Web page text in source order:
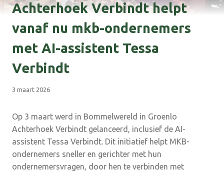
Achterhoek Verbindt helpt
vanaf nu mkb-ondernemers
met AI-assistent Tessa
Verbindt
3 maart 2026
Op 3 maart werd in Bommelwereld in Groenlo
Achterhoek Verbindt gelanceerd, inclusief de AI-
assistent Tessa Verbindt. Dit initiatief helpt MKB-
ondernemers sneller en gerichter met hun
ondernemersvragen, door hen te verbinden met